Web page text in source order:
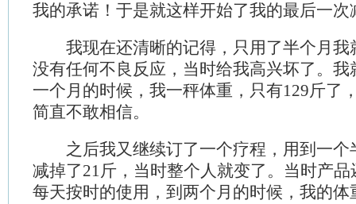
我的承诺！于是就这样开始了我的最后一次
我现在还清晰的记得，只用了半个月我
没有任何不良反应，当时给我高兴坏了。
一个月的时候，我一秤体重，只有129斤了
简直不敢相信。
之后我又继续订了一个疗程，用到一个
减掉了21斤，当时整个人就变了。当时产
每天按时的使用，到两个月的时候，我的体